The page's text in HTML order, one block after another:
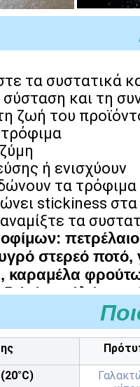
τα συστατικά
και τη
ζωή του
ή ενισχύουν
τα τρόφιμα
stickiness
τα
στερεό ποτό,
καραμέλα
φασόλι/
ρυζιού,